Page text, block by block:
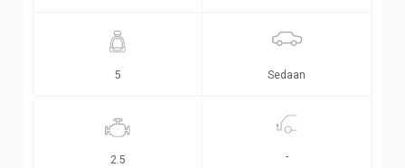
5 Sedaan
2.5 -